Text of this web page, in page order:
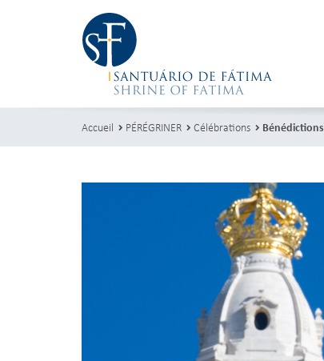
Accueil PÉRÉGRINER Célébrations Bénédictions